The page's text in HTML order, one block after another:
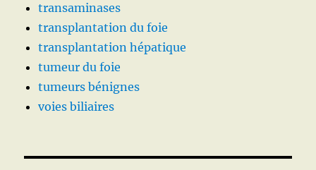
transaminases
transplantation du foie
transplantation hépatique
tumeur du foie
tumeurs bénignes
voies biliaires